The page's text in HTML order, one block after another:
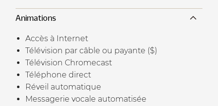
Animations
Accès à Internet
Télévision par câble ou payante ($)
Télévision Chromecast
Téléphone direct
Réveil automatique
Messagerie vocale automatisée